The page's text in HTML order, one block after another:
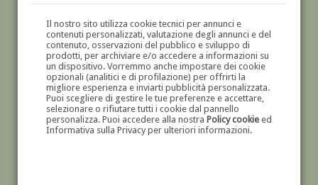
Il nostro sito utilizza cookie tecnici per annunci e
contenuti personalizzati, valutazione degli annunci e del
contenuto, osservazioni del pubblico e sviluppo di
prodotti, per archiviare e/o accedere a informazioni su
un dispositivo. Vorremmo anche impostare dei cookie
opzionali (analitici e di profilazione) per offrirti la
migliore esperienza e inviarti pubblicità personalizzata.
Puoi scegliere di gestire le tue preferenze e accettare,
selezionare o rifiutare tutti i cookie dal pannello
personalizza. Puoi accedere alla nostra Policy cookieed
Informativa sulla Privacy per ulteriori informazioni.
GALLERIAD'ARTE
DIPINTI E SCULTURE '800 E '900